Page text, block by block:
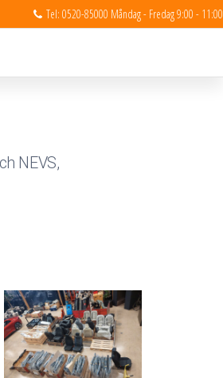
Tel: 0520-85000 Måndag - Fredag 9:00 - 11:00
NEVS,